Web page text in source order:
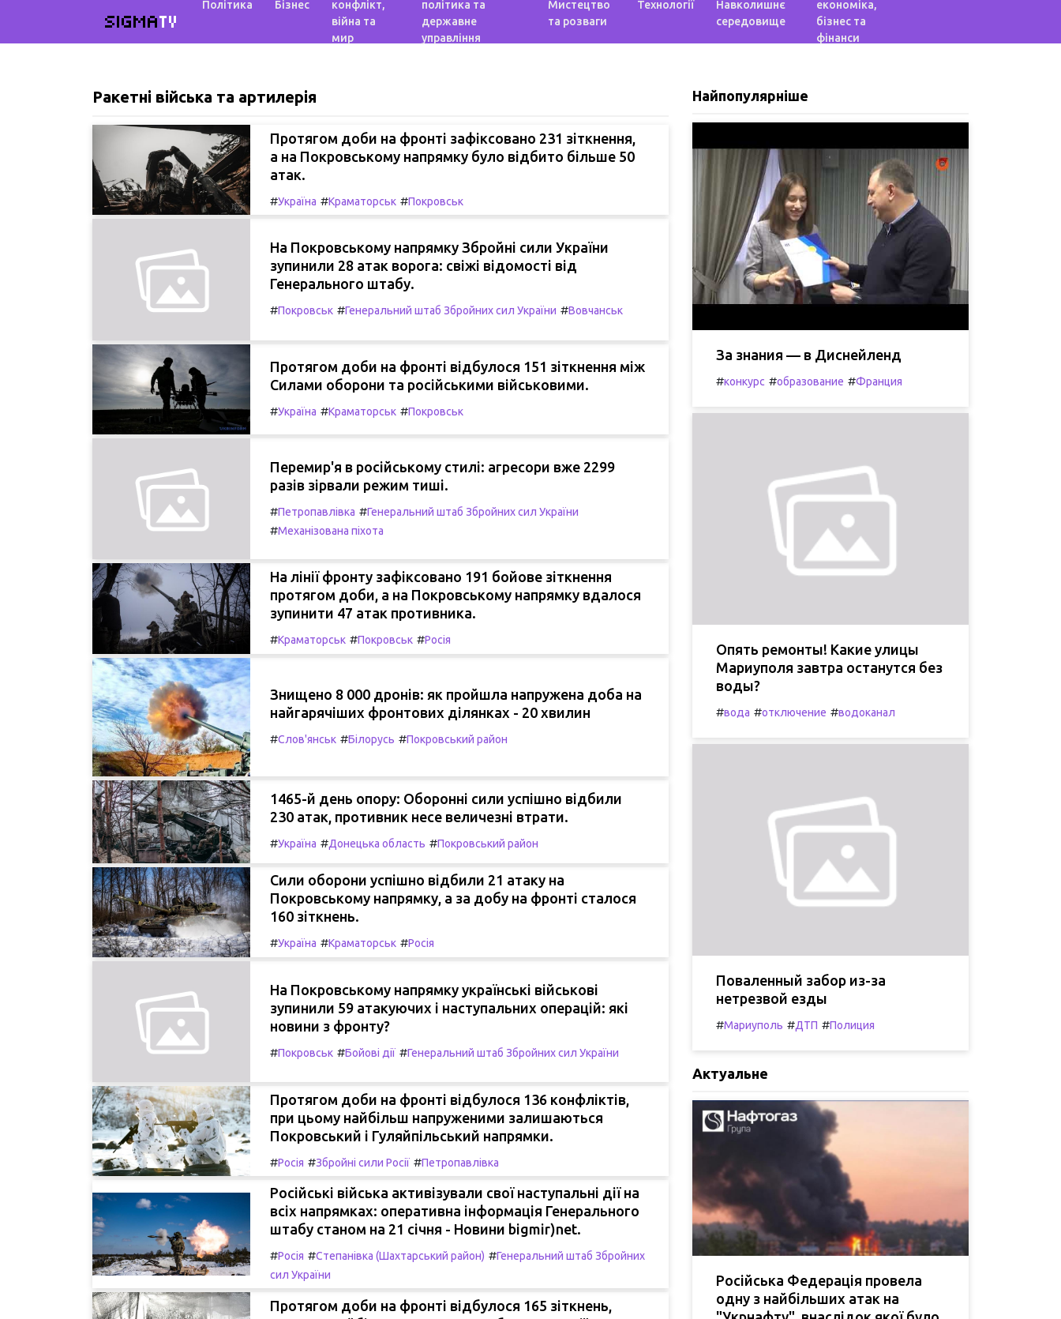
SIGMATV
Політика Бізнес
конфлікт,
війна та
мир
політика та
державне
управління
Мистецтво
та розваги
Технології
Навколишнє
середовище
економіка,
бізнес та
фінанси
Ракетні війська та артилерія
Протягом доби на фронті зафіксовано 231 зіткнення,
а на Покровському напрямку було відбито більше 50
атак.
#Україна #Краматорськ #Покровськ
На Покровському напрямку Збройні сили України
зупинили 28 атак ворога: свіжі відомості від
Генерального штабу.
#Покровськ #Генеральний штаб Збройних сил України #Вовчанськ
Протягом доби на фронті відбулося 151 зіткнення між
Силами оборони та російськими військовими.
#Україна #Краматорськ #Покровськ
Перемир'я в російському стилі: агресори вже 2299
разів зірвали режим тиші.
#Петропавлівка #Генеральний штаб Збройних сил України
#Механізована піхота
На лінії фронту зафіксовано 191 бойове зіткнення
протягом доби, а на Покровському напрямку вдалося
зупинити 47 атак противника.
#Краматорськ #Покровськ #Росія
Знищено 8 000 дронів: як пройшла напружена доба на
найгарячіших фронтових ділянках - 20 хвилин
#Слов'янськ #Білорусь #Покровський район
1465-й день опору: Оборонні сили успішно відбили
230 атак, противник несе величезні втрати.
#Україна #Донецька область #Покровський район
Сили оборони успішно відбили 21 атаку на
Покровському напрямку, а за добу на фронті сталося
160 зіткнень.
#Україна #Краматорськ #Росія
На Покровському напрямку українські військові
зупинили 59 атакуючих і наступальних операцій: які
новини з фронту?
#Покровськ #Бойові дії #Генеральний штаб Збройних сил України
Протягом доби на фронті відбулося 136 конфліктів,
при цьому найбільш напруженими залишаються
Покровський і Гуляйпільський напрямки.
#Росія #Збройні сили Росії #Петропавлівка
Російські війська активізували свої наступальні дії на
всіх напрямках: оперативна інформація Генерального
штабу станом на 21 січня - Новини bigmir)net.
#Росія #Степанівка (Шахтарський район) #Генеральний штаб Збройних
сил України
Протягом доби на фронті відбулося 165 зіткнень,
Найпопулярніше
За знания — в Диснейленд
#конкурс #образование #Франция
Опять ремонты! Какие улицы
Мариуполя завтра останутся без
воды?
#вода #отключение #водоканал
Поваленный забор из-за
нетрезвой езды
#Мариуполь #ДТП #Полиция
Актуальне
Російська Федерація провела
одну з найбільших атак на